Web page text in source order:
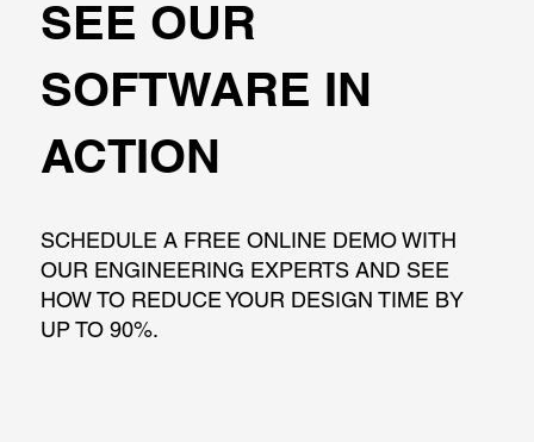
SEE OUR
SOFTWARE IN
ACTION
SCHEDULE A FREE ONLINE DEMO WITH
OUR ENGINEERING EXPERTS AND SEE
HOW TO REDUCE YOUR DESIGN TIME BY
UP TO 90%.